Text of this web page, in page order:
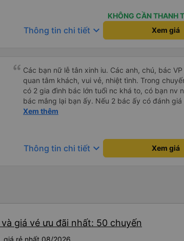
KHÔNG CẦN THANH
Thông tin chi tiết keyboard_arrow_down Xem giá
Các bạn nữ lễ tân xinh iu. Các anh, chú, bác
quan tâm khách, vui vẻ, nhiệt tình. Trong chuyến đi của mình
có 2 gia đình bác lớn tuổi nc khá to, có bạn nv
bác mắng lại bạn ấy. Nếu 2 bác ấy có đánh giá
ngược lại nha. Bạn ấy nhắc nhở rất đúng. 2 bác
bị phản ánh thì đừng trừ lương bạn ấy nha.
thì bảo bạn ấy liên hệ sđt của mình, mình hỗ trợ
10/10.
Xem thêm
Thông tin chi tiết keyboard_arrow_down Xem giá
giá vé ưu đãi nhất: 50 chuyến